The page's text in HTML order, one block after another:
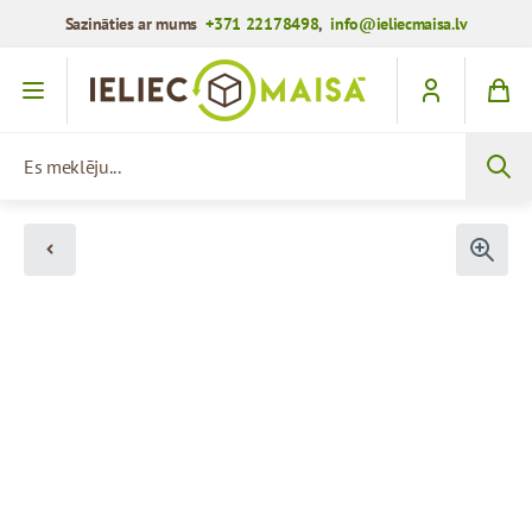
Sazināties ar mums+371 22178498,info@ieliecmaisa.lv
Iet uz saturu